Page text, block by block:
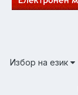
Избор на език